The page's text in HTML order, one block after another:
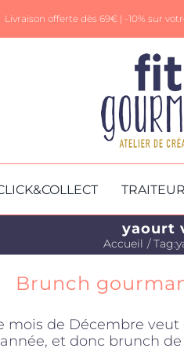
Livraison offerte dès 69€ | -10% sur
TRAITEUR
yaourt
Accueil Tag:
Brunch
mois de Décembre
et donc brunch